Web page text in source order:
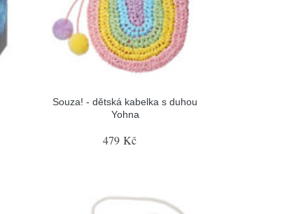
Souza! - dětská kabelka s duhou
Yohna
479 Kč